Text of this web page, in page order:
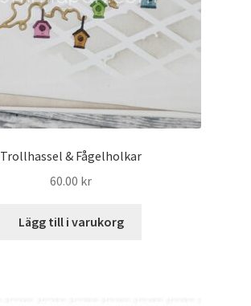
Trollhassel & Fågelholkar
60.00 kr
Lägg till i varukorg